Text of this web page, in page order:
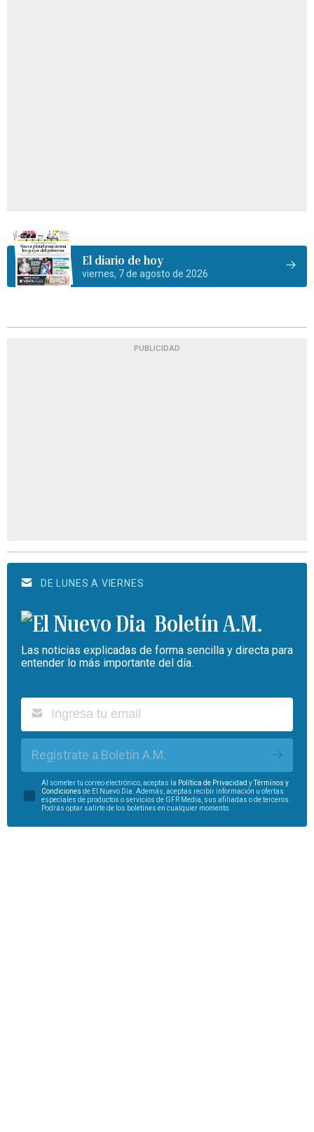
El diario de hoy
viernes, 7 de agosto de 2026
PUBLICIDAD
DE LUNES A VIERNES
Boletín A.M.
Las noticias explicadas de forma sencilla y directa para
entender lo más importante del día.
Regístrate a Boletín A.M.
Al someter tu correo electrónico, aceptas la Política de Privacidad yTérminos y
Condiciones de El Nuevo Día. Además, aceptas recibir información u ofertas
especiales de productos o servicios de GFR Media, sus afiliadas o de terceros.
Podrás optar salirte de los boletines en cualquier momento.